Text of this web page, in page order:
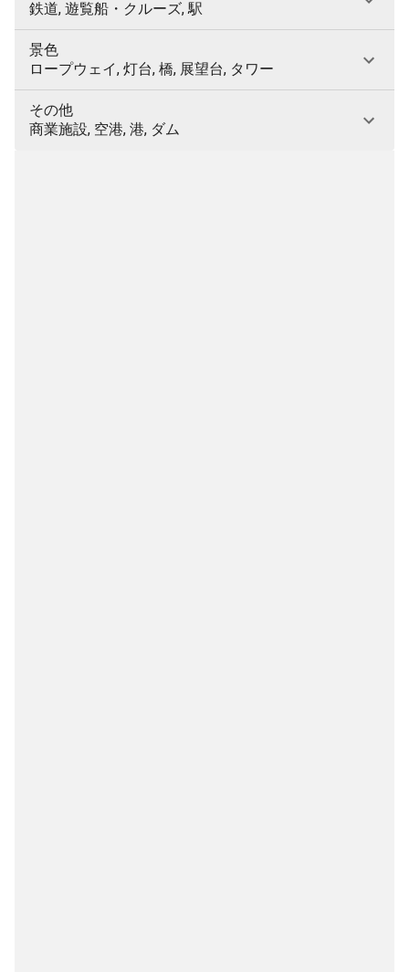
鉄道, 遊覧船・クルーズ, 駅
景色
ロープウェイ, 灯台, 橋, 展望台, タワー
その他
商業施設, 空港, 港, ダム